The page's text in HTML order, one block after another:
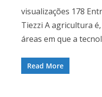
visualizações 178
Tiezzi A agricultura
áreas em que a
Read More